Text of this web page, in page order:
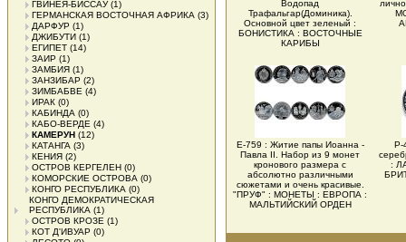
ГВИНЕЯ-БИССАУ(1)
ГЕРМАНСКАЯ ВОСТОЧНАЯ АФРИКА (3)
ДАРФУР (1)
ДЖИБУТИ (1)
ЕГИПЕТ (14)
ЗАИР (1)
ЗАМБИЯ (1)
ЗАНЗИБАР (2)
ЗИМБАБВЕ (4)
ИРАК (0)
КАБИНДА (0)
КАБО-ВЕРДЕ (4)
КАМЕРУН (12)
КАТАНГА (3)
КЕНИЯ (2)
ОСТРОВ КЕРГЕЛЕН (0)
КОМОРСКИЕ ОСТРОВА (0)
КОНГО РЕСПУБЛИКА (0)
КОНГО ДЕМОКРАТИЧЕСКАЯ
РЕСПУБЛИКА (1)
ОСТРОВ КРОЗЕ (1)
КОТ Д'ИВУАР (0)
Водопад
Трафальгар(Доминика).
Основной цвет зеленый :
БОНИСТИКА : ВОСТОЧНЫЕ
КАРИБЫ
Е-759 : Житие папы Иоанна -
Павла II. Набор из 9 монет
кронового размера с
абсолютно различными
сюжетами и очень красивые.
"ПРУФ" : МОНЕТЫ : ЕВРОПА :
МАЛЬТИЙСКИЙ ОРДЕН
Р-
: